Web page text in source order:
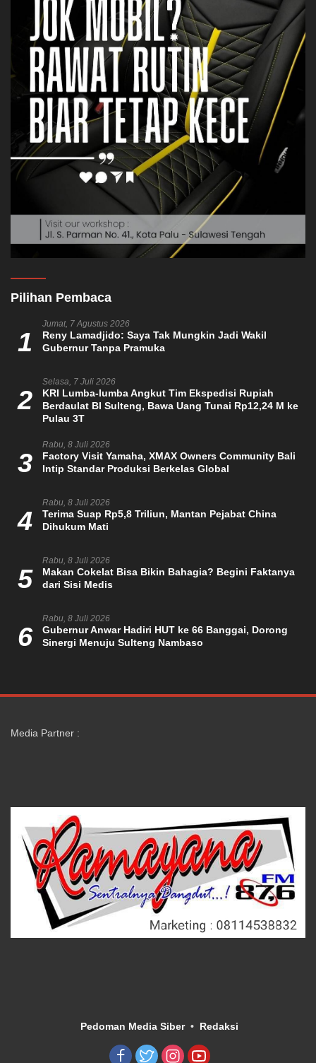
Pilihan Pembaca
1
Jumat, 7 Agustus 2026
Reny Lamadjido: Saya Tak Mungkin Jadi Wakil
Gubernur Tanpa Pramuka
2
Selasa, 7 Juli 2026
KRI Lumba-lumba Angkut Tim Ekspedisi Rupiah
Berdaulat BI Sulteng, Bawa Uang Tunai Rp12,24 M ke
Pulau 3T
3
Rabu, 8 Juli 2026
Factory Visit Yamaha, XMAX Owners Community Bali
Intip Standar Produksi Berkelas Global
4
Rabu, 8 Juli 2026
Terima Suap Rp5,8 Triliun, Mantan Pejabat China
Dihukum Mati
5
Rabu, 8 Juli 2026
Makan Cokelat Bisa Bikin Bahagia? Begini Faktanya
dari Sisi Medis
6
Rabu, 8 Juli 2026
Gubernur Anwar Hadiri HUT ke 66 Banggai, Dorong
Sinergi Menuju Sulteng Nambaso
Media Partner :
Pedoman Media Siber Redaksi